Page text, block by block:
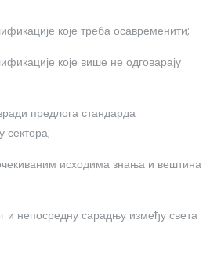
које треба осавременити;
које више не одговарају
предлога стандарда
сектора;
исходима знања и вештина
и непосредну сарадњу између света